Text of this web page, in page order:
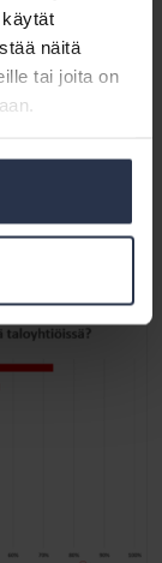
näitä
tai joita on
isännöinnin
on
tällä